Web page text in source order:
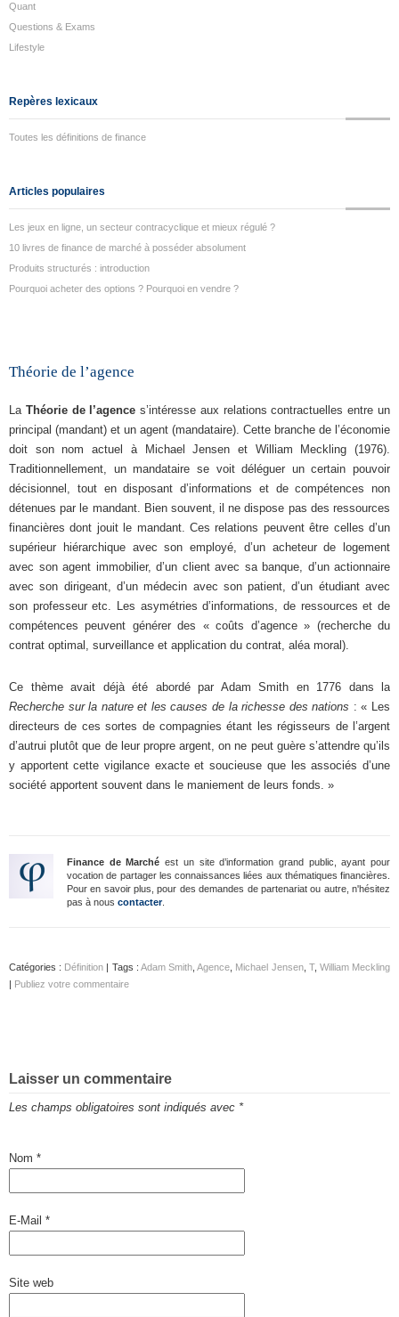
Quant
Questions & Exams
Lifestyle
Repères lexicaux
Toutes les définitions de finance
Articles populaires
Les jeux en ligne, un secteur contracyclique et mieux régulé ?
10 livres de finance de marché à posséder absolument
Produits structurés : introduction
Pourquoi acheter des options ? Pourquoi en vendre ?
Théorie de l’agence
La Théorie de l’agence s’intéresse aux relations contractuelles entre un
principal (mandant) et un agent (mandataire). Cette branche de l’économie
doit son nom actuel à Michael Jensen et William Meckling (1976).
Traditionnellement, un mandataire se voit déléguer un certain pouvoir
décisionnel, tout en disposant d’informations et de compétences non
détenues par le mandant. Bien souvent, il ne dispose pas des ressources
financières dont jouit le mandant. Ces relations peuvent être celles d’un
supérieur hiérarchique avec son employé, d’un acheteur de logement
avec son agent immobilier, d’un client avec sa banque, d’un actionnaire
avec son dirigeant, d’un médecin avec son patient, d’un étudiant avec
son professeur etc. Les asymétries d’informations, de ressources et de
compétences peuvent générer des « coûts d’agence » (recherche du
contrat optimal, surveillance et application du contrat, aléa moral).
Ce thème avait déjà été abordé par Adam Smith en 1776 dans la
Recherche sur la nature et les causes de la richesse des nations : « Les
directeurs de ces sortes de compagnies étant les régisseurs de l’argent
d’autrui plutôt que de leur propre argent, on ne peut guère s’attendre qu’ils
y apportent cette vigilance exacte et soucieuse que les associés d’une
société apportent souvent dans le maniement de leurs fonds. »
Finance de Marché est un site d’information grand public, ayant pour
vocation de partager les connaissances liées aux thématiques financières.
Pour en savoir plus, pour des demandes de partenariat ou autre, n'hésitez
pas à nous contacter.
Catégories : Définition | Tags : Adam Smith ,Agence Michael Jensen, T, William Meckling
| Publiez votre commentaire
Laisser un commentaire
Les champs obligatoires sont indiqués avec *
Nom *
E-Mail *
Site web